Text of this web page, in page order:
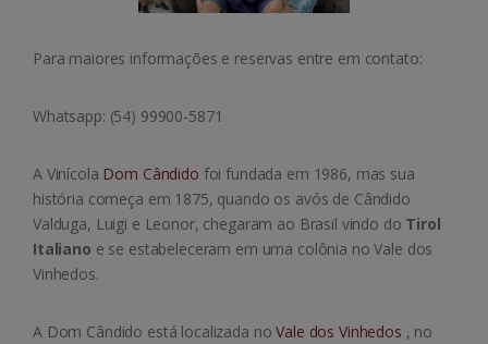
Para maiores informações e reservas entre em contato:
Whatsapp: (54) 99900-5871
A Vinícola Dom Cândido foi fundada em 1986, mas sua
história começa em 1875, quando os avós de Cândido
Valduga, Luigi e Leonor, chegaram ao Brasil vindo do Tirol
Italiano e se estabeleceram em uma colônia no Vale dos
Vinhedos.
A Dom Cândido está localizada noVale dos Vinhedos , no